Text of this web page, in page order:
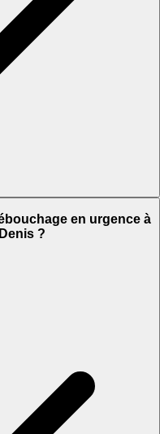
en urgence à
?